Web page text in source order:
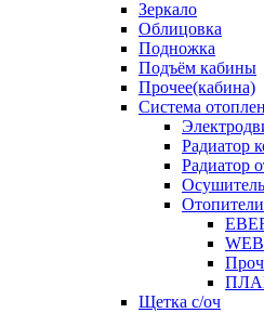
Зеркало
Облицовка
Подножка
Подъём кабины
Прочее(кабина)
Система
Радиатор
Радиатор
Щетка с/оч